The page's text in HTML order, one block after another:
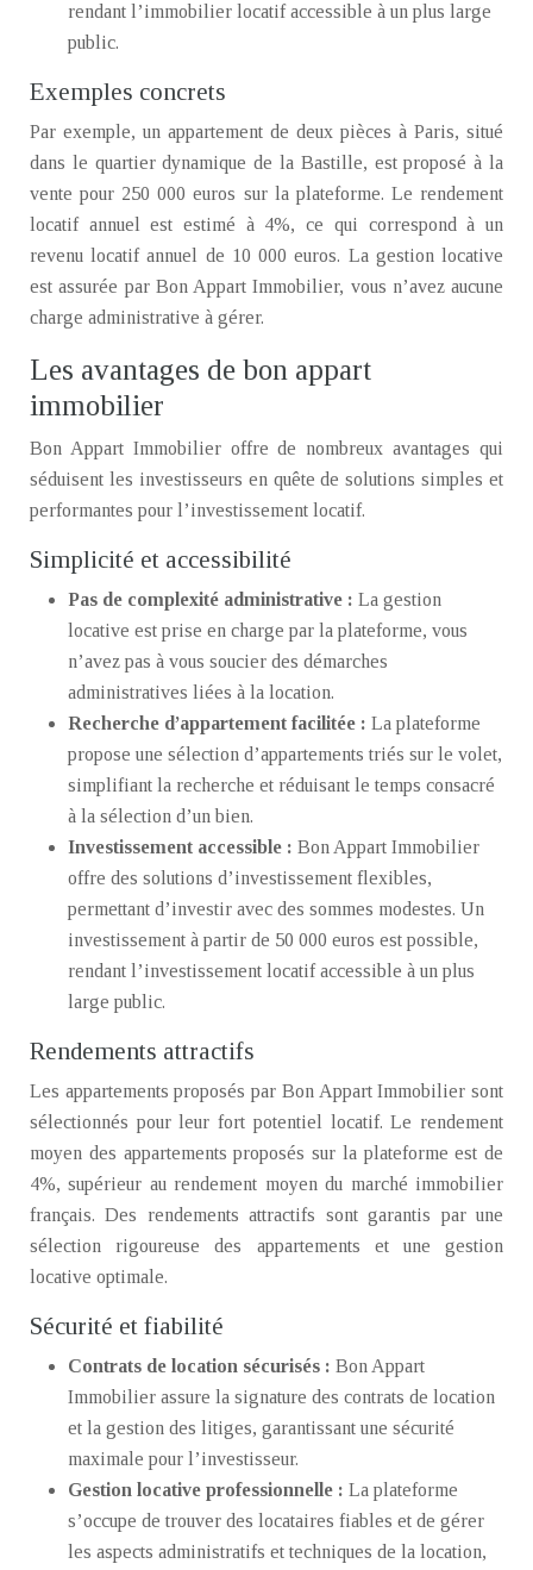
rendant l’immobilier locatif accessible à un plus large
public.
Exemples concrets
Par exemple, un appartement de deux pièces à Paris, situé
dans le quartier dynamique de la Bastille, est proposé à la
vente pour 250 000 euros sur la plateforme. Le rendement
locatif annuel est estimé à 4%, ce qui correspond à un
revenu locatif annuel de 10 000 euros. La gestion locative
est assurée par Bon Appart Immobilier, vous n’avez aucune
charge administrative à gérer.
Les avantages de bon appart
immobilier
Bon Appart Immobilier offre de nombreux avantages qui
séduisent les investisseurs en quête de solutions simples et
performantes pour l’investissement locatif.
Simplicité et accessibilité
Pas de complexité administrative : La gestion
locative est prise en charge par la plateforme, vous
n’avez pas à vous soucier des démarches
administratives liées à la location.
Recherche d’appartement facilitée : La plateforme
propose une sélection d’appartements triés sur le volet,
simplifiant la recherche et réduisant le temps consacré
à la sélection d’un bien.
Investissement accessible : Bon Appart Immobilier
offre des solutions d’investissement flexibles,
permettant d’investir avec des sommes modestes. Un
investissement à partir de 50 000 euros est possible,
rendant l’investissement locatif accessible à un plus
large public.
Rendements attractifs
Les appartements proposés par Bon Appart Immobilier sont
sélectionnés pour leur fort potentiel locatif. Le rendement
moyen des appartements proposés sur la plateforme est de
4%, supérieur au rendement moyen du marché immobilier
français. Des rendements attractifs sont garantis par une
sélection rigoureuse des appartements et une gestion
locative optimale.
Sécurité et fiabilité
Contrats de location sécurisés : Bon Appart
Immobilier assure la signature des contrats de location
et la gestion des litiges, garantissant une sécurité
maximale pour l’investisseur.
Gestion locative professionnelle : La plateforme
s’occupe de trouver des locataires fiables et de gérer
les aspects administratifs et techniques de la location,